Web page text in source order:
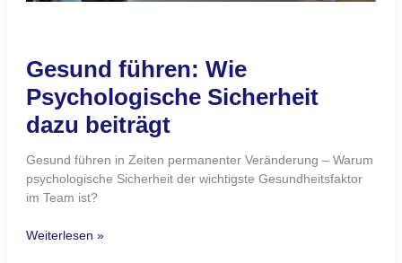
Gesund führen: Wie
Psychologische Sicherheit
dazu beiträgt
Gesund führen in Zeiten permanenter Veränderung – Warum
psychologische Sicherheit der wichtigste Gesundheitsfaktor
im Team ist?
Weiterlesen »